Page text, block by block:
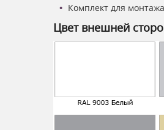
Комплект для
Цвет внешней